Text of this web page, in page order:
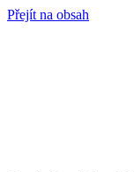
Přejít na obsah